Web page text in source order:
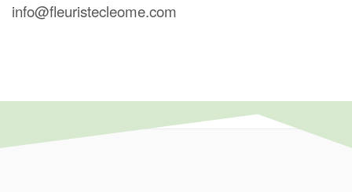
info@fleuristecleome.com